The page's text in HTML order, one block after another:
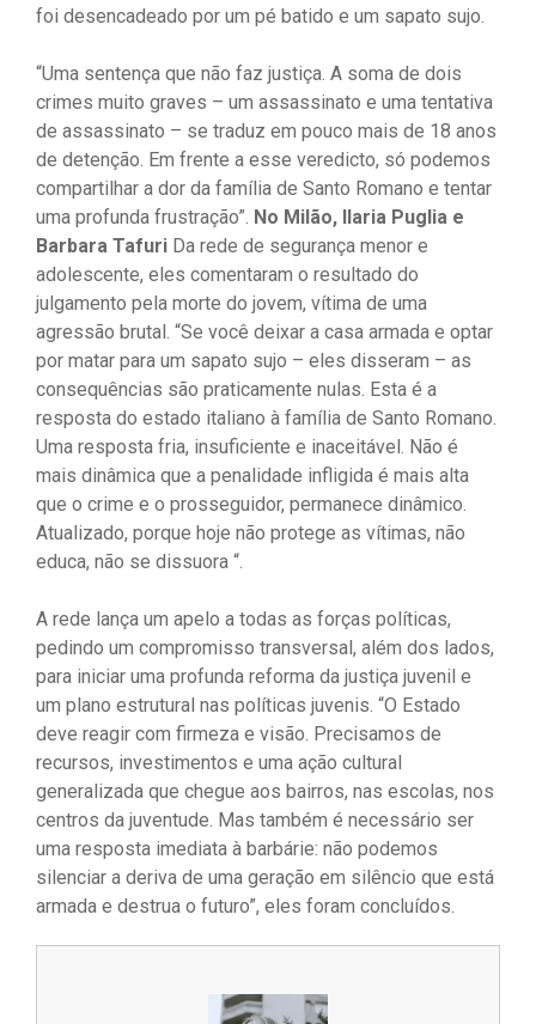
foi desencadeado por um pé batido e um sapato sujo.
“Uma sentença que não faz justiça. A soma de dois
crimes muito graves – um assassinato e uma tentativa
de assassinato – se traduz em pouco mais de 18 anos
de detenção. Em frente a esse veredicto, só podemos
compartilhar a dor da família de Santo Romano e tentar
uma profunda frustração”. No Milão, Ilaria Puglia e
Barbara Tafuri Da rede de segurança menor e
adolescente, eles comentaram o resultado do
julgamento pela morte do jovem, vítima de uma
agressão brutal. “Se você deixar a casa armada e optar
por matar para um sapato sujo – eles disseram – as
consequências são praticamente nulas. Esta é a
resposta do estado italiano à família de Santo Romano.
Uma resposta fria, insuficiente e inaceitável. Não é
mais dinâmica que a penalidade infligida é mais alta
que o crime e o prosseguidor, permanece dinâmico.
Atualizado, porque hoje não protege as vítimas, não
educa, não se dissuora “.
A rede lança um apelo a todas as forças políticas,
pedindo um compromisso transversal, além dos lados,
para iniciar uma profunda reforma da justiça juvenil e
um plano estrutural nas políticas juvenis. “O Estado
deve reagir com firmeza e visão. Precisamos de
recursos, investimentos e uma ação cultural
generalizada que chegue aos bairros, nas escolas, nos
centros da juventude. Mas também é necessário ser
uma resposta imediata à barbárie: não podemos
silenciar a deriva de uma geração em silêncio que está
armada e destrua o futuro”, eles foram concluídos.